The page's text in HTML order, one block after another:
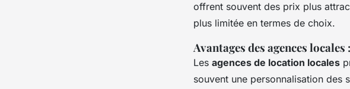
offrent souvent des prix plus
plus limitée en termes de choix.
Avantages des agences
Les agences de location locales
souvent une personnalisation des